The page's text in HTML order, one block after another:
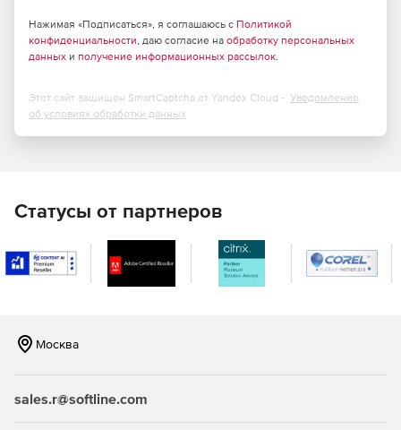
Повторное использование модели данных для многих
аудиторий и в разных форматах.
быстрого выявления пробелов и дублирования.
Публикация материалов онлайн с ссылками и
инструкциями для рецензентов.
Возможность публичногоиобсужеления проекта.
Обновление документов проекта в 2 клика.
Нажимая «Подписаться», я соглашаюсь с Политикой
конфиденциальности, даю согласие на обработку персональных
данных и получение информационных рассылок.
Этот сайт защищен SmartCaptcha от Yandex Cloud - Уведомление
об условиях обработки данных
Статусы от партнеров
Москва
sales.r@softline.com